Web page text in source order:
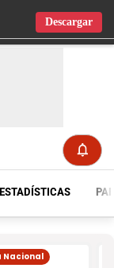
Descargar
ESTADÍSTICAS
Nacional